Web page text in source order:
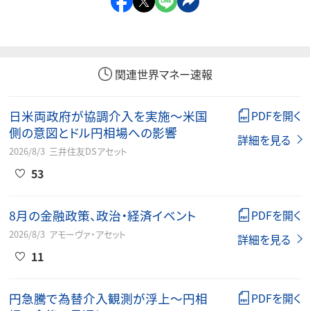
関連世界マネー速報
日米両政府が協調介入を実施～米国
側の意図とドル円相場への影響
2026/8/3 三井住友DSアセット
53
PDFを開く
詳細を見る
8月の金融政策、政治・経済イベント
2026/8/3 アモーヴァ・アセット
11
PDFを開く
詳細を見る
円急騰で為替介入観測が浮上～円相
PDFを開く